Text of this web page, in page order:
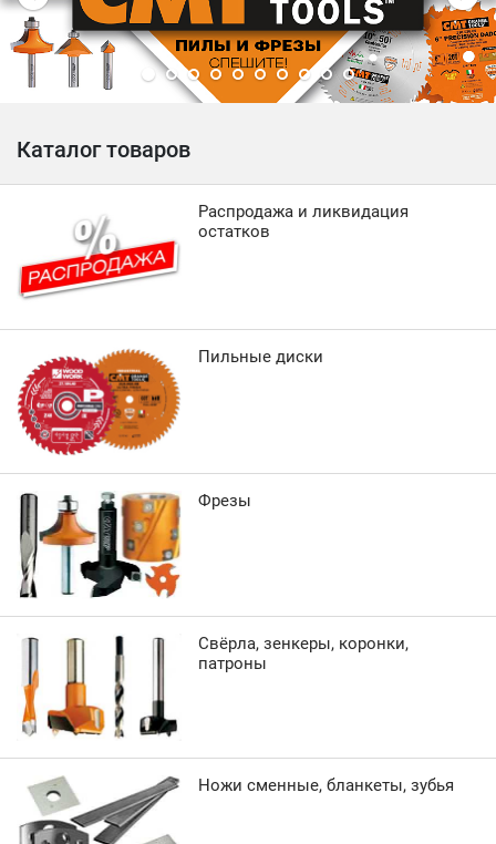
Каталог товаров
Распродажа и ликвидация
остатков
Пильные диски
Фрезы
Свёрла, зенкеры, коронки,
патроны
Ножи сменные, бланкеты, зубья